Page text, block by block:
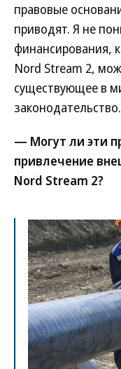
правовые
приводят. Я не
финансирования,
Nord Stream 2,
существующее в
законодательство.
— Могут ли эти
привлечение
Nord Stream 2?